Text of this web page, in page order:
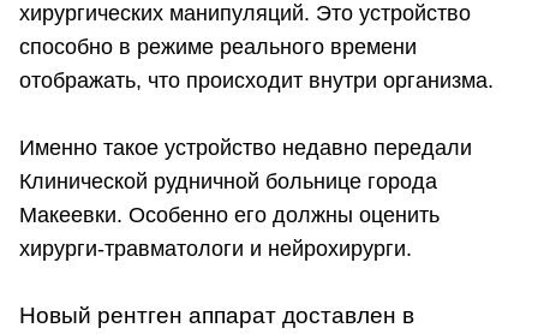
хирургических манипуляций. Это устройство
способно в режиме реального времени
отображать, что происходит внутри организма.
Именно такое устройство недавно передали
Клинической рудничной больнице города
Макеевки. Особенно его должны оценить
хирурги-травматологи и нейрохирурги.
Новый рентген аппарат доставлен в